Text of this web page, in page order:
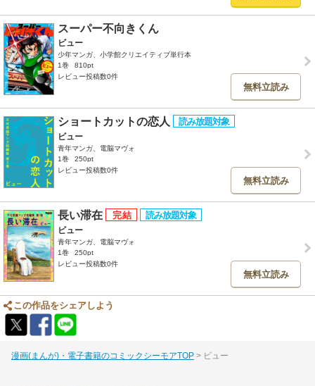
スーパー不向きくん
ビュー
少年マンガ、小学館クリエイティブ単行本
1巻
810pt
レビュー投稿数0件
無料立読み
ショートカットの恋人
ビュー
青年マンガ、電脳マヴォ
1巻
250pt
レビュー投稿数0件
無料立読み
長い滞在
ビュー
青年マンガ、電脳マヴォ
1巻
250pt
レビュー投稿数0件
無料立読み
この作品をシェアしよう
漫画(まんが)・電子書籍のコミックシーモアTOP ビュー